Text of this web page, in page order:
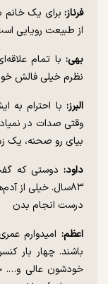
فرناز: برای یک خانم
از طبیعت رویایی
بهی: با تمام
نظرم خیلی فالش
البرز: با احترام
وقتی صدات در
بیای رو صحنه، یک
داود: دوستی که
درست انجام بدن
اعظم: امیدوارم
باشند. چهار بار
خودشون عالی و….